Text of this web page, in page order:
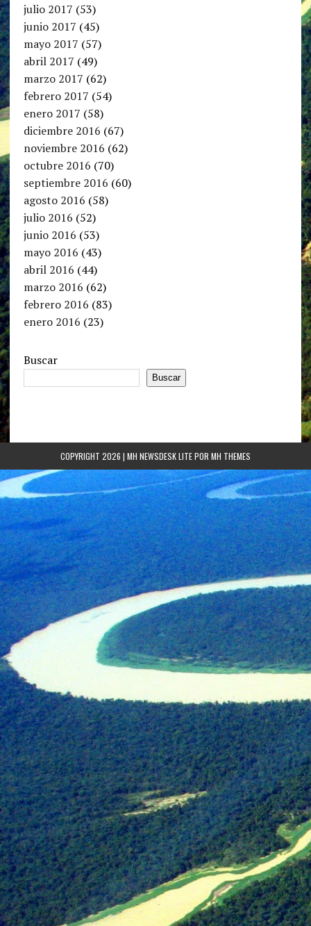
julio 2017 (53)
junio 2017 (45)
mayo 2017 (57)
abril 2017 (49)
marzo 2017 (62)
febrero 2017 (54)
enero 2017 (58)
diciembre 2016 (67)
noviembre 2016 (62)
octubre 2016 (70)
septiembre 2016 (60)
agosto 2016 (58)
julio 2016 (52)
junio 2016 (53)
mayo 2016 (43)
abril 2016 (44)
marzo 2016 (62)
febrero 2016 (83)
enero 2016 (23)
Buscar
Buscar
COPYRIGHT 2026 | MH NEWSDESK LITE POR MH THEMES